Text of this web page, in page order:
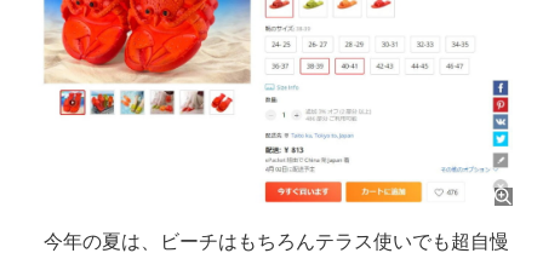
今年の夏は、ビーチはもちろんテラス使いでも超自慢